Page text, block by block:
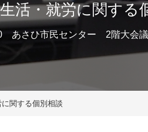
活・就労に関する
さひ市⺠センター 2階大会議
関する個別相談